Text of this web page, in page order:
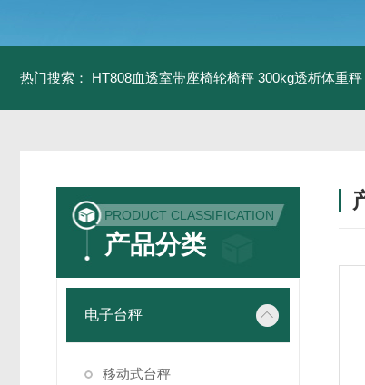
热门搜索： HT808血透室带座椅轮椅秤 300kg透析体重秤
PRODUCT CLASSIFICATION
产品分类
电子台秤
移动式台秤